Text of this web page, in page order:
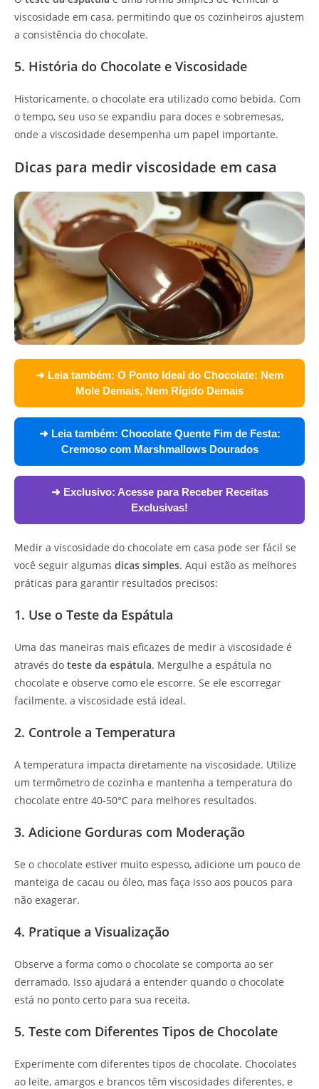
viscosidade em casa, permitindo que os cozinheiros ajustem
a consistência do chocolate.
5. História do Chocolate e Viscosidade
Historicamente, o chocolate era utilizado como bebida. Com
o tempo, seu uso se expandiu para doces e sobremesas,
onde a viscosidade desempenha um papel importante.
Dicas para medir viscosidade em casa
➜ Leia também: O Ponto Ideal do Chocolate: Nem
Mole Demais, Nem Rígido Demais
➜ Leia também: Chocolate Quente Fim de Festa:
Cremoso com Marshmallows Dourados
➜ Exclusivo: Acesse para Receber Receitas
Exclusivas!
Medir a viscosidade do chocolate em casa pode ser fácil se
você seguir algumas dicas simples. Aqui estão as melhores
práticas para garantir resultados precisos:
1. Use o Teste da Espátula
Uma das maneiras mais eficazes de medir a viscosidade é
através do teste da espátula. Mergulhe a espátula no
chocolate e observe como ele escorre. Se ele escorregar
facilmente, a viscosidade está ideal.
2. Controle a Temperatura
A temperatura impacta diretamente na viscosidade. Utilize
um termômetro de cozinha e mantenha a temperatura do
chocolate entre 40-50°C para melhores resultados.
3. Adicione Gorduras com Moderação
Se o chocolate estiver muito espesso, adicione um pouco de
manteiga de cacau ou óleo, mas faça isso aos poucos para
não exagerar.
4. Pratique a Visualização
Observe a forma como o chocolate se comporta ao ser
derramado. Isso ajudará a entender quando o chocolate
está no ponto certo para sua receita.
5. Teste com Diferentes Tipos de Chocolate
Experimente com diferentes tipos de chocolate. Chocolates
ao leite, amargos e brancos têm viscosidades diferentes, e